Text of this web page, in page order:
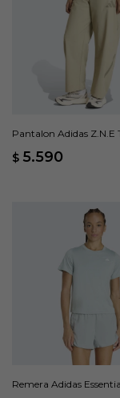
Pantalon Adidas Z.N.E
$ 5.590
Remera Adidas